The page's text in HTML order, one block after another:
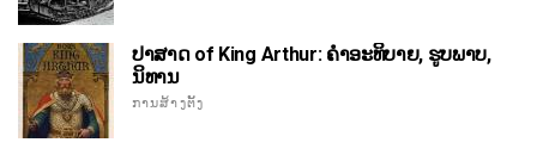
ປາສາດ of King Arthur: ຄໍາອະທິບາຍ, ຮູບພາບ,
ນິທານ
ການສ້າງຕັ້ງ